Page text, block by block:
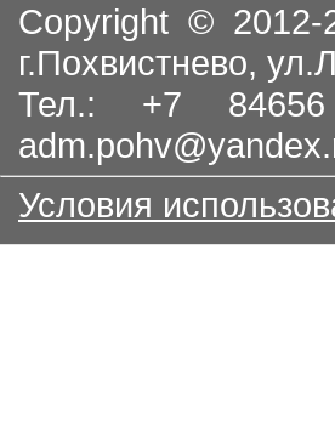
Copyright © 2012-
г.Похвистнево,
Тел.: +7
Условия